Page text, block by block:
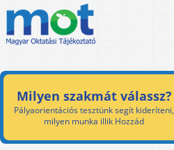
Milyen szakmát válassz?
Pályaorientációs tesztünk segít kideríteni,
milyen munka illik Hozzád